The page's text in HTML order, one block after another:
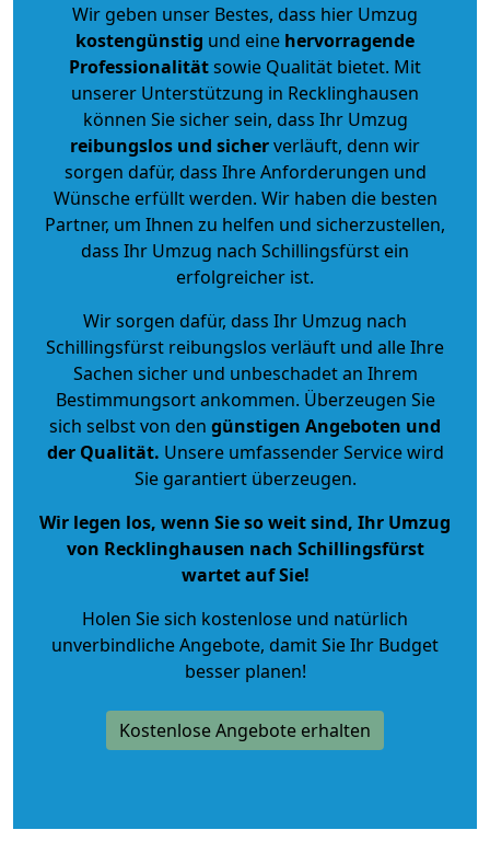
Wir geben unser Bestes, dass hier Umzug
kostengünstig und eine hervorragende
Professionalitätsowie Qualität bietet. Mit
unserer Unterstützung in Recklinghausen
können Sie sicher sein, dass Ihr Umzug
reibungslos und sicherverläuft, denn wir
sorgen dafür, dass Ihre Anforderungen und
Wünsche erfüllt werden. Wir haben die besten
Partner, um Ihnen zu helfen und sicherzustellen,
dass Ihr Umzug nach Schillingsfürst ein
erfolgreicher ist.
Wir sorgen dafür, dass Ihr Umzug nach
Schillingsfürst reibungslos verläuft und alle Ihre
Sachen sicher und unbeschadet an Ihrem
Bestimmungsort ankommen. Überzeugen Sie
sich selbst von den günstigen Angeboten und
der Qualität. Unsere umfassender Service wird
Sie garantiert überzeugen.
Wir legen los, wenn Sie so weit sind, Ihr Umzug
von Recklinghausen nach Schillingsfürst
wartet auf Sie!
Holen Sie sich kostenlose und natürlich
unverbindliche Angebote, damit Sie Ihr Budget
besser planen!
Kostenlose Angebote erhalten